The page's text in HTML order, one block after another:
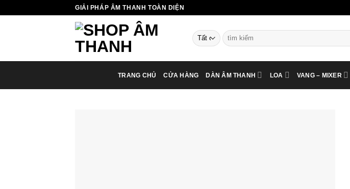
đến
GIẢI PHÁP ÂM THANH TOÀN DIỆN
Tìm
kiếm:
TRANG CHỦ CỬA HÀNG DÀN ÂM THANH LOA VANG – MIXER